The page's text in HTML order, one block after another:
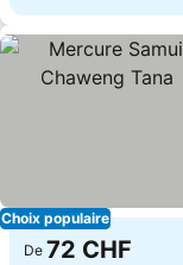
Choix populaire
De 72 CHF